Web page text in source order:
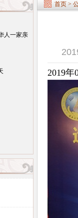
人一家亲
首页>
2019